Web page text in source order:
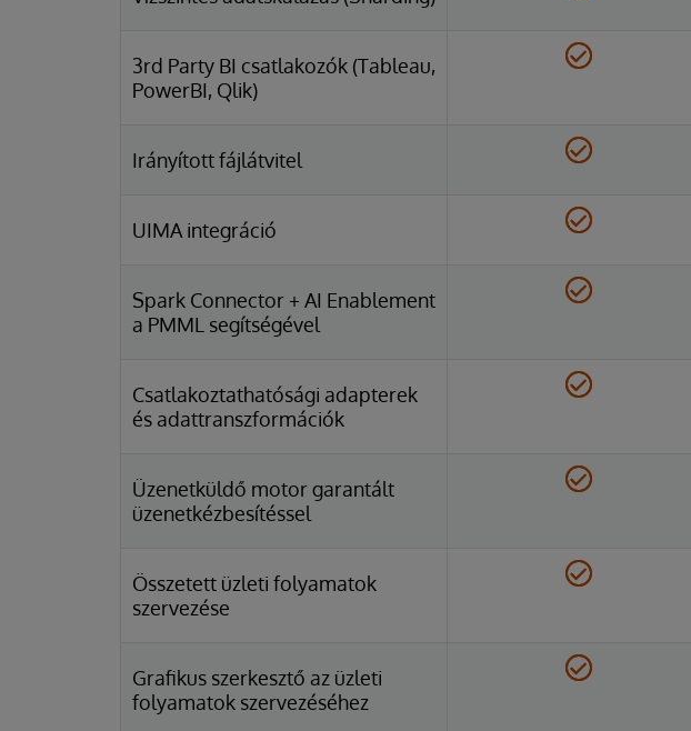
3rd Party BI csatlakozók (Tableau,
PowerBI, Qlik)
Irányított fájlátvitel
UIMA integráció
Spark Connector + AI Enablement
a PMML segítségével
Csatlakoztathatósági adapterek
és adattranszformációk
Üzenetküldő motor garantált
üzenetkézbesítéssel
Összetett üzleti folyamatok
szervezése
Grafikus szerkesztő az üzleti
folyamatok szervezéséhez